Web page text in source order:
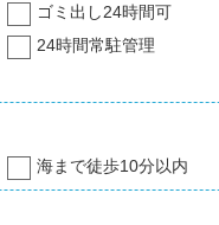
ゴミ出し24時間可
24時間常駐管理
海まで徒歩10分以内